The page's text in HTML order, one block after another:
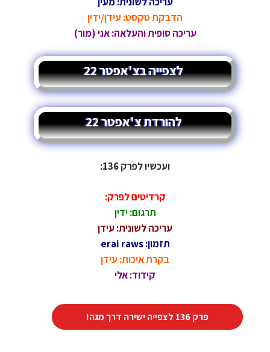
הדבקת טקסט: עידן/ידין
עריכה סופית והעלאה: אני (מור)
לצפייה בצ'אפטר 22
להורדת צ'אפטר 22
ועכשיו לפרק 136:
קרדיטים לפרק:
תרגום: ידין
עריכה לשונית: עידן
תזמון: erai raws
בקרת איכות: עידן
קידוד: אלי
פרק 136 לצפייה ישירה דרך מגה!